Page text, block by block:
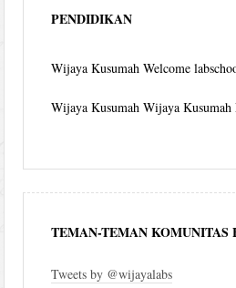
PENDIDIKAN
Wijaya Kusumah Welcome
Wijaya Kusumah Wijaya Kusumah
TEMAN-TEMAN KOMUNITAS
Tweets by @wijayalabs